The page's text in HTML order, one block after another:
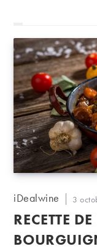
Auteur/autrice
la
publication :
iDealwine 3
RECETTE